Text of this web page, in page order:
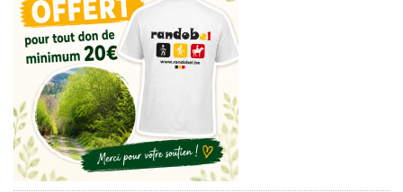
SE CONNECTER
INSCRIPTION GRATUITE
MOT DE PASSE OUBLIÉ